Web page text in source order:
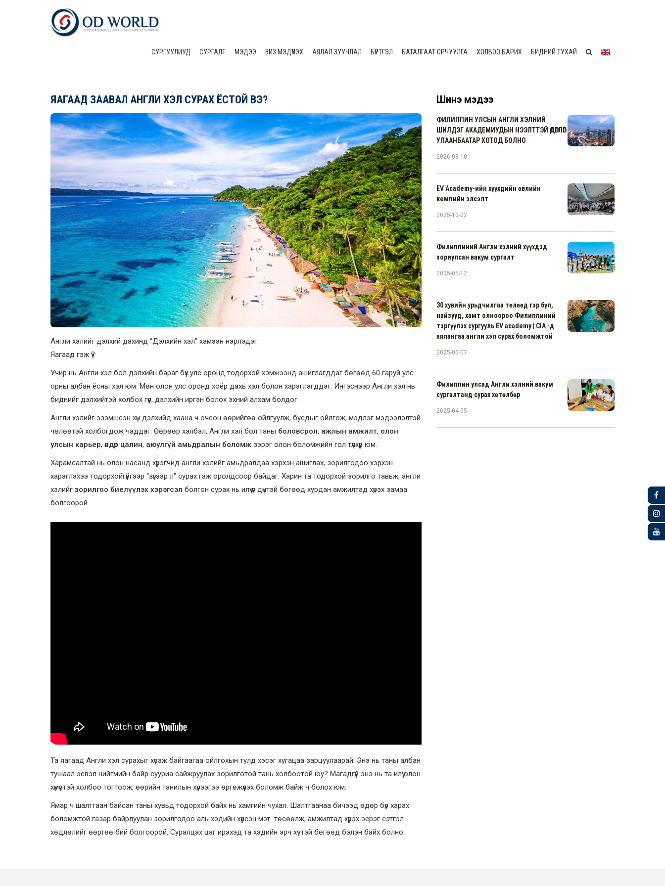
СУРГУУЛИУД CУРГАЛТ МЭДЭЭ ВИЗ МЭДҮҮЛЭХ АЯЛАЛ ЗУУЧЛАЛ БҮРТГЭЛ БАТАЛГААТ ОРЧУУЛГА ХОЛБОО БАРИХ БИДНИЙ ТУХАЙ
ЯАГААД ЗААВАЛ АНГЛИ ХЭЛ СУРАХ ЁСТОЙ ВЭ?
Англи хэлийг дэлхий дахинд “Дэлхийн хэл” хэмээн нэрлэдэг.
Яагаад гэж үү?
Учир нь Англи хэл бол дэлхийн бараг бүх улс оронд тодорхой хэмжээнд ашиглагддаг бөгөөд 60 гаруй улс
орны албан ёсны хэл юм. Мөн олон улс оронд хоёр дахь хэл болон хэрэглэгддэг. Ингэснээр Англи хэл нь
биднийг дэлхийтэй холбох гүүр, дэлхийн иргэн болох эхний алхам болдог.
Англи хэлийг эзэмшсэн хүн дэлхийд хаана ч очсон өөрийгөө ойлгуулж, бусдыг ойлгож, мэдлэг мэдээлэлтэй
чөлөөтэй холбогдож чаддаг. Өөрөөр хэлбэл, Англи хэл бол таны боловсрол, ажлын амжилт, олон
улсын карьер, өндөр цалин, аюулгүй амьдралын боломж зэрэг олон боломжийн гол түлхүүр юм.
Харамсалтай нь олон насанд хүрэгчид англи хэлийг амьдралдаа хэрхэн ашиглах, зорилгодоо хэрхэн
хэрэглэхээ тодорхойгүйгээр “зүгээр л” сурах гэж оролдсоор байдаг. Харин та тодорхой зорилго тавьж, англи
хэлийг зорилгоо биелүүлэх хэрэгсэл болгон сурах нь илүү үр дүнтэй бөгөөд хурдан амжилтад хүрэх замаа
болгоорой.
Та яагаад Англи хэл сурахыг хүсэж байгаагаа ойлгохын тулд хэсэг хугацаа зарцуулаарай. Энэ нь таны албан
тушаал эсвэл нийгмийн байр сууриа сайжруулах зорилготой тань холбоотой юу? Магадгүй энэ нь та илүү олон
хүмүүстэй холбоо тогтоож, өөрийн танилын хүрээгээ өргөжүүлэх боломж байж ч болох юм.
Ямар ч шалтгаан байсан таны хувьд тодорхой байх нь хамгийн чухал. Шалтгаанаа бичээд өдөр бүр харах
боломжтой газар байрлуулан зорилгодоо аль хэдийн хүрсэн мэт төсөөлж, амжилтад хүрэх эерэг сэтгэл
хөдлөлийг өөртөө бий болгоорой. Суралцах цаг ирэхэд та хэдийн эрч хүчтэй бөгөөд бэлэн байх болно.
Шинэ мэдээ
ФИЛИППИН УЛСЫН АНГЛИ ХЭЛНИЙ
ШИЛДЭГ АКАДЕМИУДЫН НЭЭЛТТЭЙ ӨДӨРЛӨГ
УЛААНБААТАР ХОТОД БОЛНО
2026-03-10
EV Academy-ийн хүүхдийн өвлийн
кемпийн элсэлт
2025-10-02
Филиппиний Англи хэлний хүүхдэд
зориулсан вакум сургалт
2025-05-12
30 хувийн урьдчилгаа төлөөд гэр бүл,
найзууд, хамт олноороо Филиппиний
тэргүүлэх сургууль EV academy | CIA -д
аялангаа англи хэл сурах боломжтой
2025-05-07
Филиппин улсад Англи хэлний вакум
сургалтанд сурах хөтөлбөр
2025-04-05